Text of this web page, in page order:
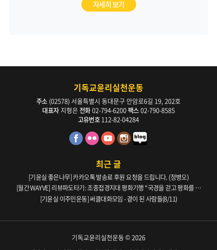
자세히 보기
기독교윤리실천운동
주소 (02578) 서울특별시 동대문구 안암로6길 19, 202호
대표자지형은 전화02-794-6200팩스 02-790-8585
고유번호 112-82-04284
최근 글
[기윤실 좋은나무] 카카오톡 발송료 후원 요청을 드립니다. (정병오)
[월간 WAYVE] 리뷰파도타기: 조중접경지대 평화기행 “국경을 걷고 평화를 생
각하다” _ 105호
[기윤실 이주민운동] 써클대화모임 - 곁이 된 사람들(8/11)
기독교윤리실천운동 © 2026